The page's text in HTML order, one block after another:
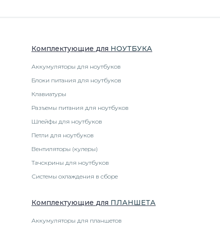
Комплектующие для НОУТБУКА
Аккумуляторы для ноутбуков
Блоки питания для ноутбуков
Клавиатуры
Разъемы питания для ноутбуков
Шлейфы для ноутбуков
Петли для ноутбуков
Вентиляторы (кулеры)
Тачскрины для ноутбуков
Системы охлаждения в сборе
Комплектующие для ПЛАНШЕТА
Аккумуляторы для планшетов